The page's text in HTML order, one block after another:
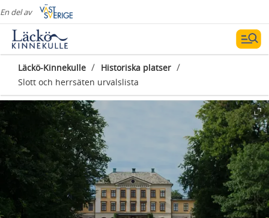
En del av
Läckö-Kinnekulle / Historiska platser /
Slott och herrsäten urvalslista